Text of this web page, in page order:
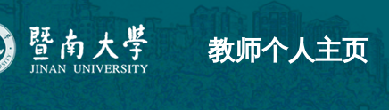
教师个人主页